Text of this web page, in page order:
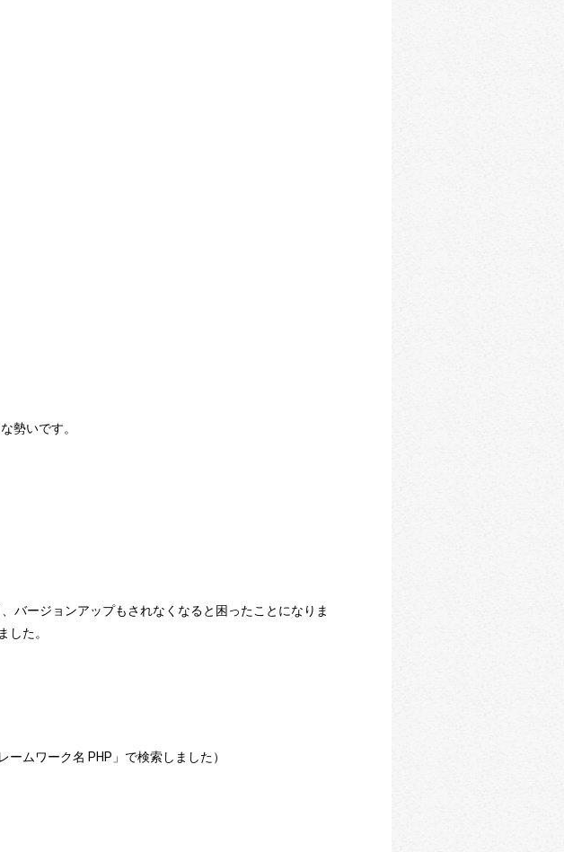
勢いです。
バージョンアップもされなくなると困ったことになりま
した。
ムワーク名 PHP」で検索しました）